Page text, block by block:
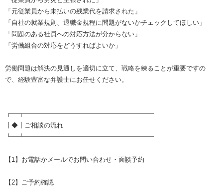
「元従業員から未払いの残業代を請求された」
「自社の就業規則、退職金規程に問題がないかチェックしてほしい」
「問題のある社員への対応方法が分からない」
「労働組合の対応をどうすればよいか」
労働問題は解決の見通しを適切に立て、戦略を練ることが重要ですの
で、経験豊富な弁護士にお任せください。
┏━┳━━━━━━━━━━━━━━━━━━━━
┃◆┃ご相談の流れ
┗━┻━━━━━━━━━━━━━━━━━━━━
【1】お電話かメールでお問い合わせ・面談予約
【2】ご予約確認